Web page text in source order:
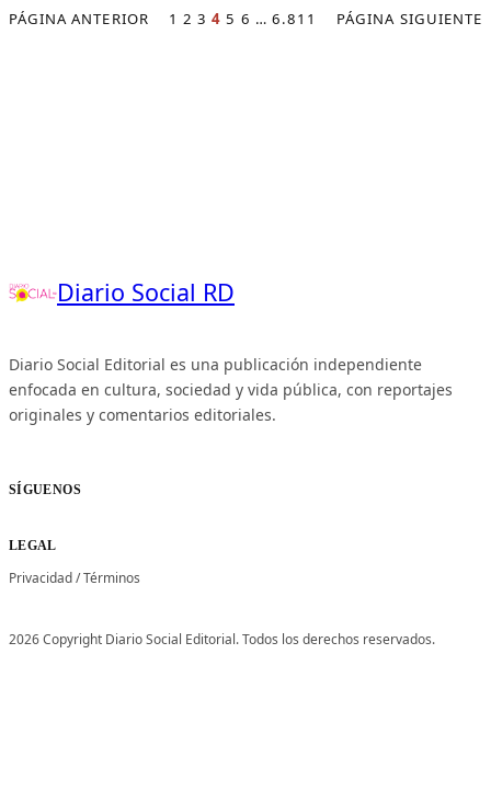
PÁGINA ANTERIOR 1 2 3 4 5 6 … 6.811 PÁGINA SIGUIENTE
Diario Social RD
Diario Social Editorial es una publicación independiente
enfocada en cultura, sociedad y vida pública, con reportajes
originales y comentarios editoriales.
SÍGUENOS
LEGAL
Privacidad/Términos
2026 Copyright Diario Social Editorial. Todos los derechos reservados.